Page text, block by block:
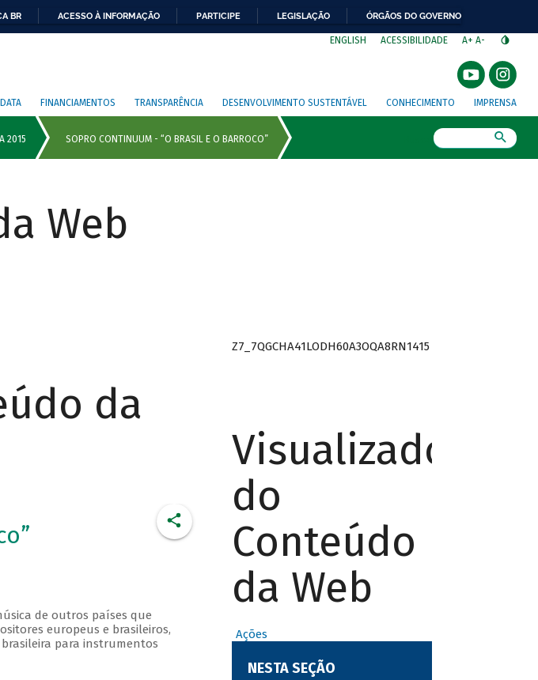
BR ACESSO À INFORMAÇÃO PARTICIPE LEGISLAÇÃO ÓRGÃOS DO GOVERNO
ENGLISH ACESSIBILIDADE A+ A-
FINANCIAMENTOS TRANSPARÊNCIA DESENVOLVIMENTO SUSTENTÁVEL CONHECIMENTO IMPRENSA
Web
da
de outros países que
europeus e brasileiros,
para instrumentos
Z7_7QGCHA41LODH60A3OQA8RN1415
Visualizador
do
Conteúdo
da Web
Ações
NESTA SEÇÃO